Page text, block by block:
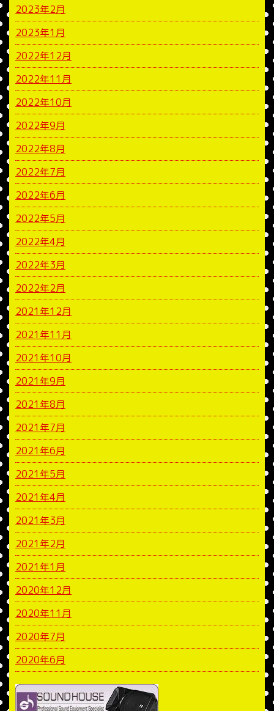
2023年2月
2023年1月
2022年12月
2022年11月
2022年10月
2022年9月
2022年8月
2022年7月
2022年6月
2022年5月
2022年4月
2022年3月
2022年2月
2021年12月
2021年11月
2021年10月
2021年9月
2021年8月
2021年7月
2021年6月
2021年5月
2021年4月
2021年3月
2021年2月
2021年1月
2020年12月
2020年11月
2020年7月
2020年6月